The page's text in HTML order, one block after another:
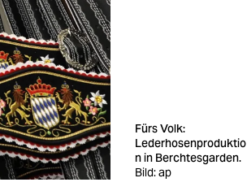
Fürs Volk:
Lederhosenproduktio
n in Berchtesgarden.
Bild: ap